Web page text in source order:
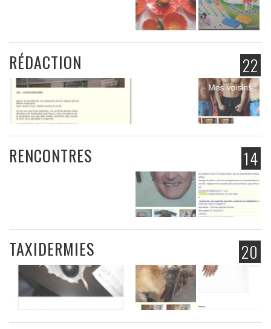
22
RÉDACTION
14
RENCONTRES
20
TAXIDERMIES